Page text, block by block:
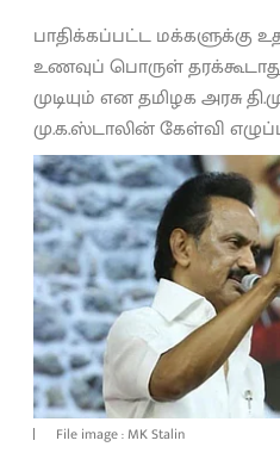
பாதிக்கப்பட்ட மக்களுக்கு
உணவுப் பொருள்
முடியும் என தமிழக அரசு
மு.க.ஸ்டாலின் கேள்வி
File image : MK Stalin